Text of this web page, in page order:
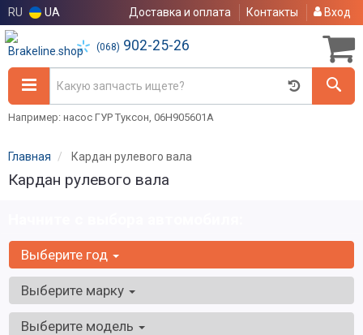
RU UA Доставка и оплата Контакты Вход
(068) 902-25-26
Например: насос ГУР Туксон, 06H905601A
Главная Кардан рулевого вала
Кардан рулевого вала
Выберите год
Выберите марку
Выберите модель